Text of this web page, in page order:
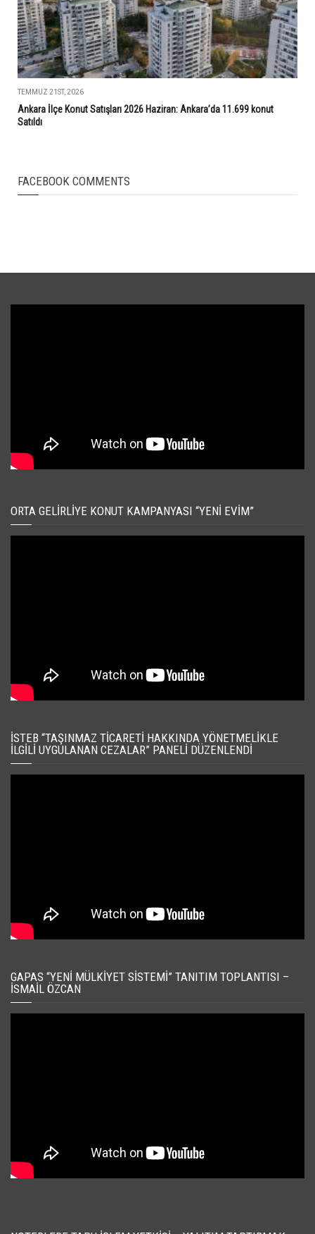
TEMMUZ 21ST, 2026
Ankara İlçe Konut Satışları 2026 Haziran: Ankara’da 11.699 konut
Satıldı
FACEBOOK COMMENTS
ORTA GELIRLIYE KONUT KAMPANYASI “YENI EVIM”
İSTEB “TAŞINMAZ TICARETI HAKKINDA YÖNETMELIKLE
İLGILI UYGULANAN CEZALAR” PANELI DÜZENLENDI
GAPAS “YENI MÜLKIYET SISTEMI” TANITIM TOPLANTISI –
İSMAIL ÖZCAN